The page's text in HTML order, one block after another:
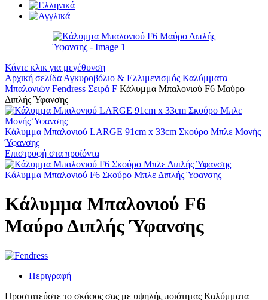
Κάντε κλικ για μεγέθυνση
Αρχική σελίδα Αγκυροβόλιο & Ελλιμενισμός Καλύμματα
Μπαλονιών Fendress Σειρά F Κάλυμμα Μπαλονιού F6 Μαύρο
Διπλής Ύφανσης
Κάλυμμα Μπαλονιού LARGE 91cm x 33cm Σκούρο Μπλε Μονής
Ύφανσης
Επιστροφή στα προϊόντα
Κάλυμμα Μπαλονιού F6 Σκούρο Μπλε Διπλής Ύφανσης
Κάλυμμα Μπαλονιού F6
Μαύρο Διπλής Ύφανσης
Περιγραφή
Προστατεύστε το σκάφος σας με υψηλής ποιότητας Καλύμματα